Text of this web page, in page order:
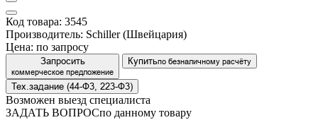
Код товара: 3545
Производитель: Schiller (Швейцария)
Цена: по запросу
Запросить
коммерческое предложение
Купитьпо безналичному расчёту
Тех.задание (44-Ф3, 223-Ф3)
Возможен выезд специалиста
ЗАДАТЬ ВОПРОСпо данному товару